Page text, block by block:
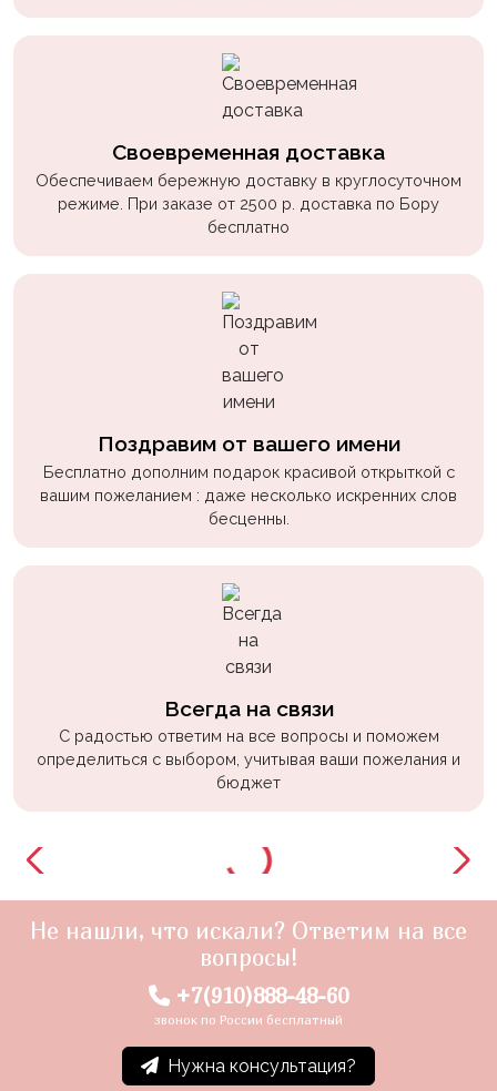
Своевременная доставка
Обеспечиваем бережную доставку в круглосуточном
режиме. При заказе от 2500 р. доставка по Бору
бесплатно
Поздравим от вашего имени
Бесплатно дополним подарок красивой открыткой с
вашим пожеланием : даже несколько искренних слов
бесценны.
Всегда на связи
С радостью ответим на все вопросы и поможем
определиться с выбором, учитывая ваши пожелания и
бюджет
Не нашли, что искали? Ответим на все
вопросы!
+7(910)888-48-60
звонок по России бесплатный
Нужна консультация?